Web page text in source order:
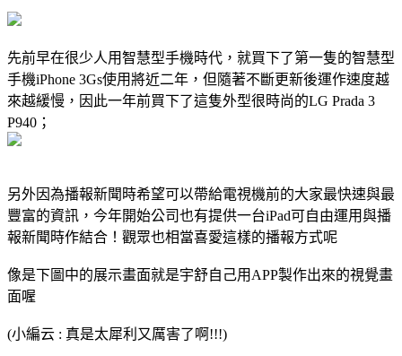
先前早在很少人用智慧型手機時代，就買下了第一隻的智慧型
手機iPhone 3Gs使用將近二年，但隨著不斷更新後運作速度越
來越緩慢，因此一年前買下了這隻外型很時尚的LG Prada 3
P940；
另外因為播報新聞時希望可以帶給電視機前的大家最快速與最
豐富的資訊，今年開始公司也有提供一台iPad可自由運用與播
報新聞時作結合！觀眾也相當喜愛這樣的播報方式呢
像是下圖中的展示畫面就是宇舒自己用APP製作出來的視覺畫
面喔
(小編云 : 真是太犀利又厲害了啊!!!)